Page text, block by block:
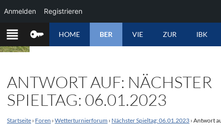
ZUM
INHALT
SPRINGEN
HOME BER VIE ZUR IBK
ANTWORT AUF: NÄCHSTER
SPIELTAG: 06.01.2023
Startseite › Foren › Wetterturnierforum › Nächster Spieltag: 06.01.2023 › Antwort
Anmelden Registrieren